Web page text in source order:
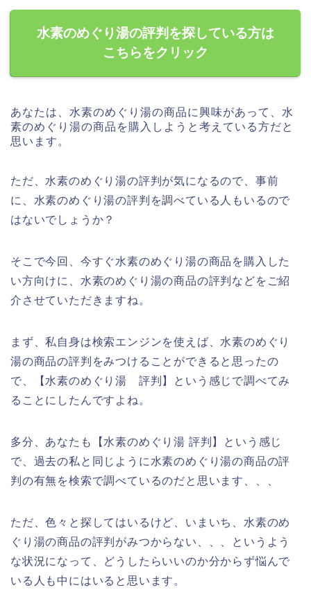
水素のめぐり湯の評判を探している方は
こちらをクリック
あなたは、水素のめぐり湯の商品に興味があって、水
素のめぐり湯の商品を購入しようと考えている方だと
思います。
ただ、水素のめぐり湯の評判が気になるので、事前
に、水素のめぐり湯の評判を調べている人もいるので
はないでしょうか？
そこで今回、今すぐ水素のめぐり湯の商品を購入した
い方向けに、水素のめぐり湯の商品の評判などをご紹
介させていただきますね。
まず、私自身は検索エンジンを使えば、水素のめぐり
湯の商品の評判をみつけることができると思ったの
で、【水素のめぐり湯 評判】という感じで調べてみ
ることにしたんですよね。
多分、あなたも【水素のめぐり湯 評判】という感じ
で、過去の私と同じように水素のめぐり湯の商品の評
判の有無を検索で調べているのだと思います、、、
ただ、色々と探してはいるけど、いまいち、水素のめ
ぐり湯の商品の評判がみつからない、、、というよう
な状況になって、どうしたらいいのか分からず悩んで
いる人も中にはいると思います。